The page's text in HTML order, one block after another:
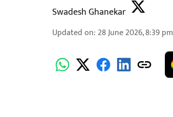
Swadesh Ghanekar
Updated on: 28 June 2026, 8:39 pm